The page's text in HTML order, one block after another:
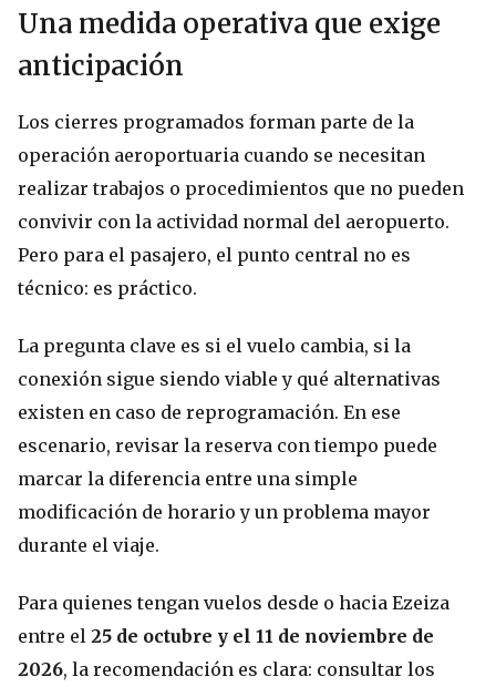
Una medida operativa que exige
anticipación
Los cierres programados forman parte de la
operación aeroportuaria cuando se necesitan
realizar trabajos o procedimientos que no pueden
convivir con la actividad normal del aeropuerto.
Pero para el pasajero, el punto central no es
técnico: es práctico.
La pregunta clave es si el vuelo cambia, si la
conexión sigue siendo viable y qué alternativas
existen en caso de reprogramación. En ese
escenario, revisar la reserva con tiempo puede
marcar la diferencia entre una simple
modificación de horario y un problema mayor
durante el viaje.
Para quienes tengan vuelos desde o hacia Ezeiza
entre el 25 de octubre y el 11 de noviembre de
2026, la recomendación es clara: consultar los